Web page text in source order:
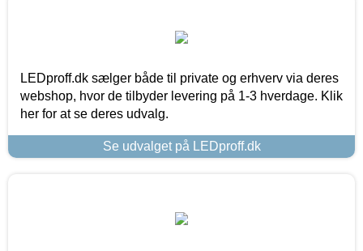
LEDproff.dk sælger både til private og erhverv via deres
webshop, hvor de tilbyder levering på 1-3 hverdage. Klik
her for at se deres udvalg.
Se udvalget på LEDproff.dk